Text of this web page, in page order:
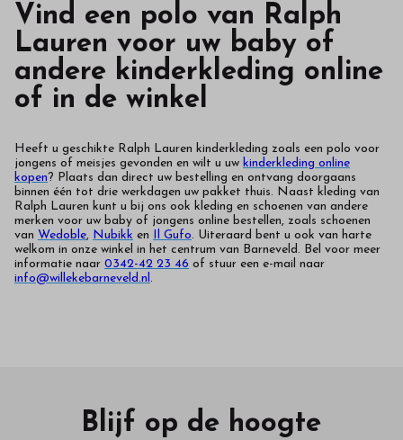
Vind een polo van Ralph
Lauren voor uw baby of
andere kinderkleding online
of in de winkel
Heeft u geschikte Ralph Lauren kinderkleding zoals een polo voor
jongens of meisjes gevonden en wilt u uw kinderkleding online
kopen? Plaats dan direct uw bestelling en ontvang doorgaans
binnen één tot drie werkdagen uw pakket thuis. Naast kleding van
Ralph Lauren kunt u bij ons ook kleding en schoenen van andere
merken voor uw baby of jongens online bestellen, zoals schoenen
van Wedoble, Nubikk en Il Gufo. Uiteraard bent u ook van harte
welkom in onze winkel in het centrum van Barneveld. Bel voor meer
informatie naar 0342-42 23 46 of stuur een e-mail naar
info@willekebarneveld.nl.
Blijf op de hoogte